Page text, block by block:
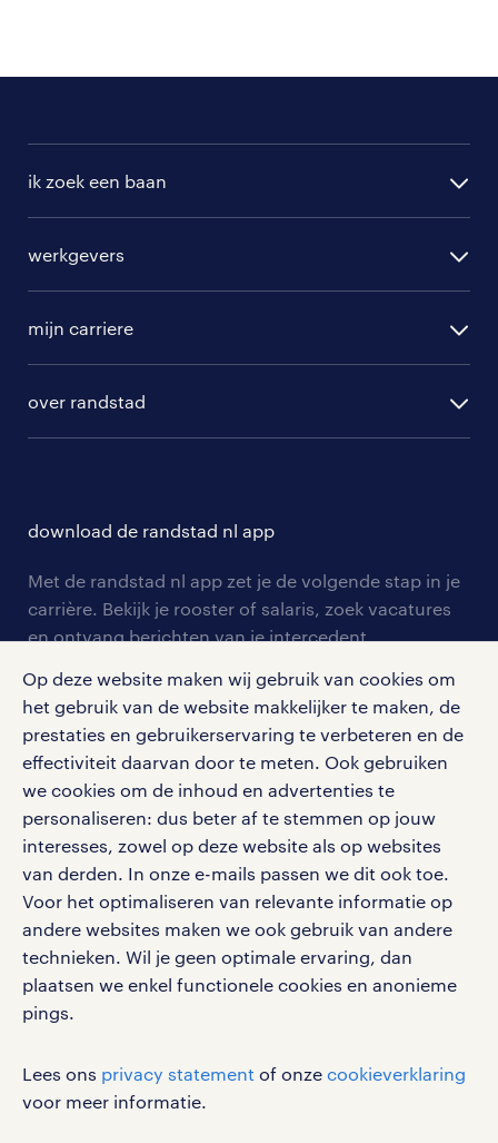
Op deze website maken wij gebruik van cookies om
het gebruik van de website makkelijker te maken, de
prestaties en gebruikerservaring te verbeteren en de
effectiviteit daarvan door te meten. Ook gebruiken
we cookies om de inhoud en advertenties te
personaliseren: dus beter af te stemmen op jouw
interesses, zowel op deze website als op websites
van derden. In onze e-mails passen we dit ook toe.
Voor het optimaliseren van relevante informatie op
andere websites maken we ook gebruik van andere
technieken. Wil je geen optimale ervaring, dan
plaatsen we enkel functionele cookies en anonieme
pings.
Lees ons privacy statement of onze cookieverklaring
voor meer informatie.
ik zoek een baan
randstad professional
randstad digital
werkgevers
hr-diensten
branches
tarieven
personeel gezocht
aanmelden nieuwsbrief
mijn carriere
solliciteren
blogs en artikelen
bruto-netto calculator
over randstad
onze vestigingen
pers
klachten en misstanden
download de randstad nl app
Met de randstad nl app zet je de volgende stap in je
carrière. Bekijk je rooster of salaris, zoek vacatures
en ontvang berichten van je intercedent.
apple app store
google play store
social media
Volg ons voor de leukste content omtrent
vacatures, solliciteren en inspiratie.
gebruikersvoorwaarden